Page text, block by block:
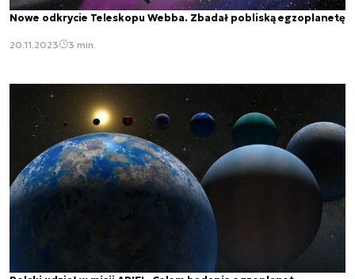
Nowe odkrycie Teleskopu Webba. Zbadał pobliską egzoplanetę
20.11.2023 3 min.